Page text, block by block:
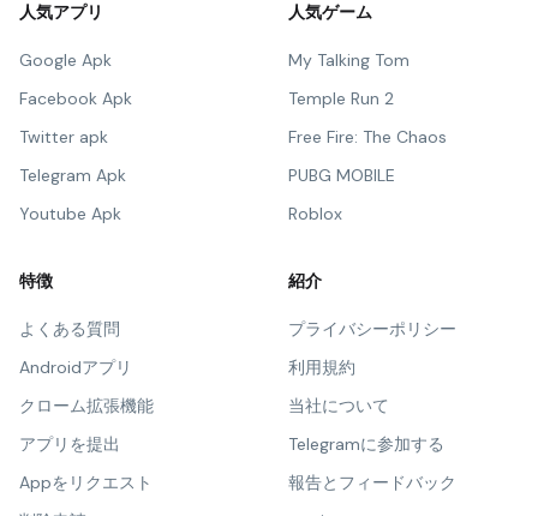
人気アプリ
Google Apk
Facebook Apk
Twitter apk
Telegram Apk
Youtube Apk
人気ゲーム
My Talking Tom
Temple Run 2
Free Fire: The Chaos
PUBG MOBILE
Roblox
特徴
よくある質問
Androidアプリ
クローム拡張機能
アプリを提出
Appをリクエスト
紹介
プライバシーポリシー
利用規約
当社について
Telegramに参加する
報告とフィードバック